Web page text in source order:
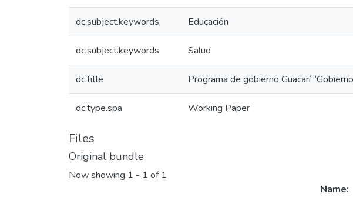
dc.subject.keywords Educación
dc.subject.keywords Salud
dc.title Programa de gobierno Guacarí
dc.type.spa Working Paper
Files
Original bundle
Now showing 1 - 1 of 1
Name: